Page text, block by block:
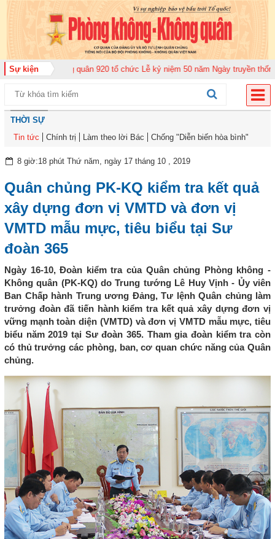
Sự kiện
đoàn Không quân 920 tổ chức Lễ kỷ niệm 50 năm Ngày truyền thống (12-
THỜI SỰ
Tin tức
Chính trị Làm theo lời Bác Chống "Diễn biến hòa bình"
8 giờ:18 phút Thứ năm, ngày 17 tháng 10 , 2019
Quân chủng PK-KQ kiểm tra kết quả
xây dựng đơn vị VMTD và đơn vị
VMTD mẫu mực, tiêu biểu tại Sư
đoàn 365
Ngày 16-10, Đoàn kiểm tra của Quân chủng Phòng không -
Không quân (PK-KQ) do Trung tướng Lê Huy Vịnh - Ủy viên
Ban Chấp hành Trung ương Đảng, Tư lệnh Quân chủng làm
trưởng đoàn đã tiến hành kiểm tra kết quả xây dựng đơn vị
vững mạnh toàn diện (VMTD) và đơn vị VMTD mẫu mực, tiêu
biểu năm 2019 tại Sư đoàn 365. Tham gia đoàn kiểm tra còn
có thủ trưởng các phòng, ban, cơ quan chức năng của Quân
chủng.